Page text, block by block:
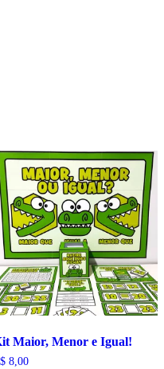
Maior, Menor e Igual!
8,00